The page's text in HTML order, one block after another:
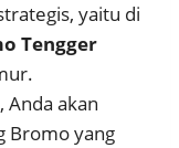
yaitu di
Tengger
Anda akan
Bromo yang